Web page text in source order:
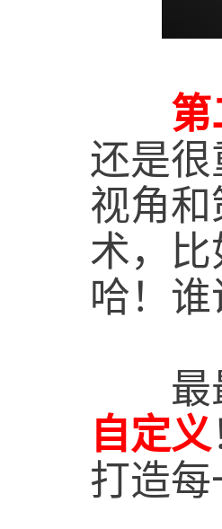
第
还是
视角
术，
哈！
最最
自定义
打造